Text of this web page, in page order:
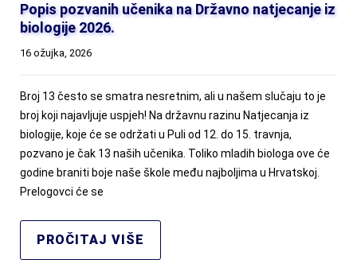
Popis pozvanih učenika na Državno natjecanje iz
biologije 2026.
16 ožujka, 2026
Broj 13 često se smatra nesretnim, ali u našem slučaju to je
broj koji najavljuje uspjeh! Na državnu razinu Natjecanja iz
biologije, koje će se održati u Puli od 12. do 15. travnja,
pozvano je čak 13 naših učenika. Toliko mladih biologa ove će
godine braniti boje naše škole među najboljima u Hrvatskoj.
Prelogovci će se
PROČITAJ VIŠE